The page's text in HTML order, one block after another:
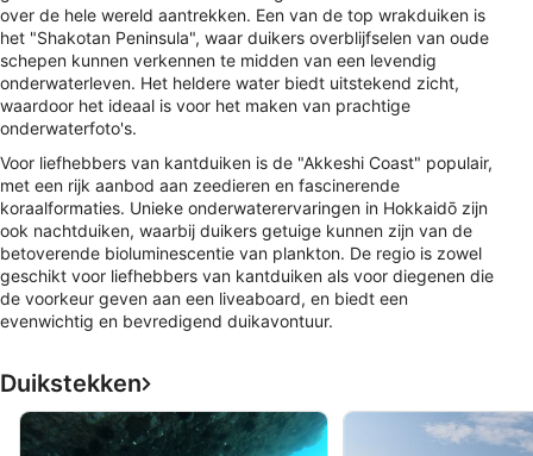
over de hele wereld aantrekken. Een van de top wrakduiken is
het "Shakotan Peninsula", waar duikers overblijfselen van oude
schepen kunnen verkennen te midden van een levendig
onderwaterleven. Het heldere water biedt uitstekend zicht,
waardoor het ideaal is voor het maken van prachtige
onderwaterfoto's.
Voor liefhebbers van kantduiken is de "Akkeshi Coast" populair,
met een rijk aanbod aan zeedieren en fascinerende
koraalformaties. Unieke onderwaterervaringen in Hokkaidō zijn
ook nachtduiken, waarbij duikers getuige kunnen zijn van de
betoverende bioluminescentie van plankton. De regio is zowel
geschikt voor liefhebbers van kantduiken als voor diegenen die
de voorkeur geven aan een liveaboard, en biedt een
evenwichtig en bevredigend duikavontuur.
Duikstekken